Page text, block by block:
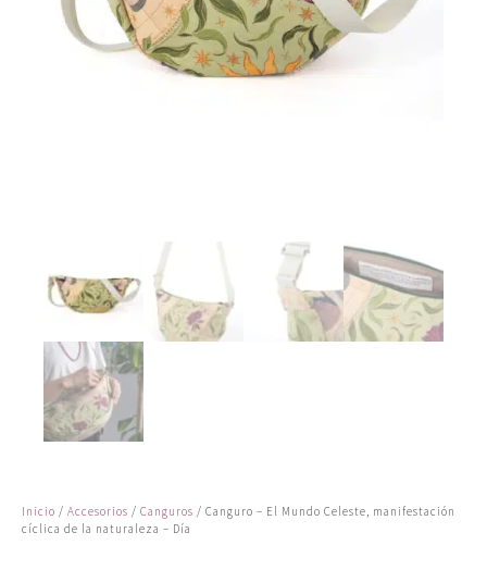
Inicio / Accesorios / Canguros / Canguro – El Mundo Celeste, manifestación
cíclica de la naturaleza – Día